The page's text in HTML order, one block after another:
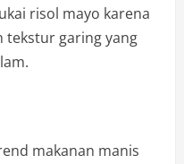
risol mayo karena
tekstur garing yang
makanan manis